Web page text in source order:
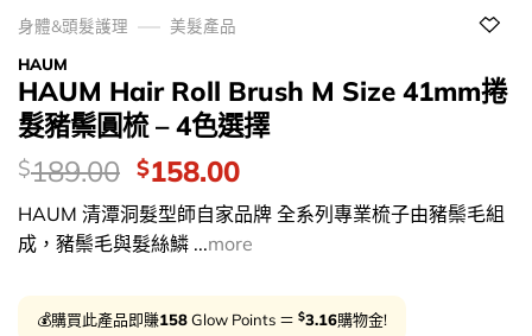
身體&頭髮護理
美髮產品
HAUM
HAUM Hair Roll Brush M Size 41mm捲
髮豬鬃圓梳 – 4色選擇
價
錢：
$189.00 Original
price
was:
$189.00.
$158.00Current
price
is:
$158.00.
HAUM 清潭洞髮型師自家品牌 全系列專業梳子由豬鬃毛組
成，豬鬃毛與髮絲鱗 ...more
💰購買此產品即賺158Glow Points ＝ $3.16購物金!